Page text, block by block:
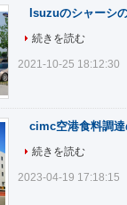
Isuzuのシャーシ
続きを読む
2021-10-25 18:12:30
cimc空港食料調
続きを読む
2023-04-19 17:18:15